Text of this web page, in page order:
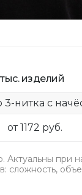
изделий
3-нитка с
от 1172 руб.
при
сложность,